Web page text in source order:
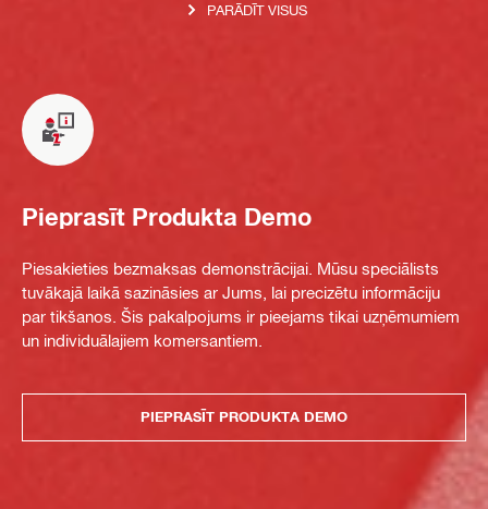
PARĀDĪT VISUS
Pieprasīt Produkta Demo
Piesakieties bezmaksas demonstrācijai. Mūsu speciālists
tuvākajā laikā sazināsies ar Jums, lai precizētu informāciju
par tikšanos. Šis pakalpojums ir pieejams tikai uzņēmumiem
un individuālajiem komersantiem.
PIEPRASĪT PRODUKTA DEMO